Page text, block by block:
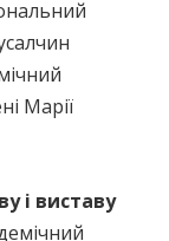
Марії
і виставу